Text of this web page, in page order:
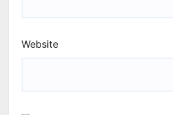
Website